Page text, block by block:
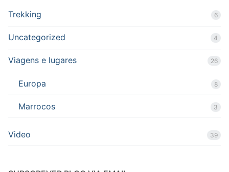
Trekking 6
Uncategorized 4
Viagens e lugares 26
Europa 8
Marrocos 3
Video 39